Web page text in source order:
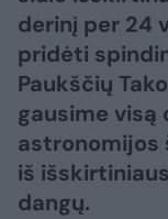
derinį per 24
pridėti
Paukščių
gausime visą
astronomijos
iš
dangų.